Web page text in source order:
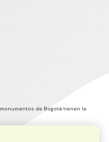
de Bogotá tienen la